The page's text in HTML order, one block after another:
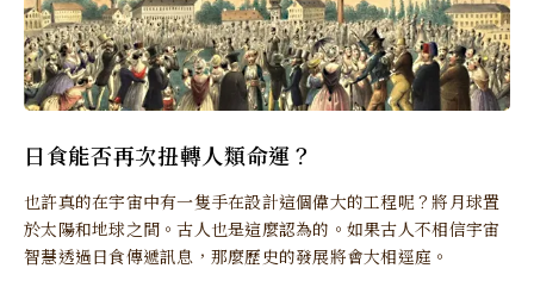
日食能否再次扭轉人類命運？
也許真的在宇宙中有一隻手在設計這個偉大的工程呢？將月球置
於太陽和地球之間。古人也是這麼認為的。如果古人不相信宇宙
智慧透過日食傳遞訊息，那麼歷史的發展將會大相逕庭。